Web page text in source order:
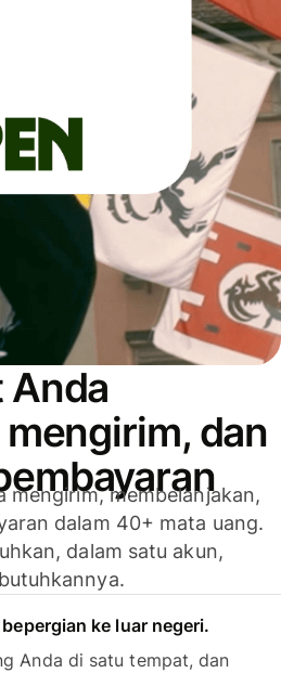
Anda
dan
mengirim, membelanjakan,
dalam 40+ mata uang.
dalam satu akun,
ke luar negeri.
Anda di satu tempat, dan